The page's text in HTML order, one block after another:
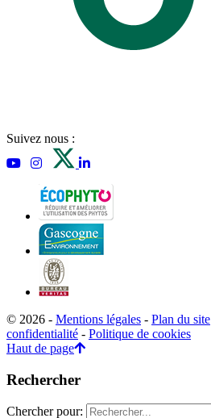
Suivez nous :
© 2026 - Mentions légales - Plan du site
confidentialité - Politique de cookies
Haut de page
Rechercher
Chercher pour: